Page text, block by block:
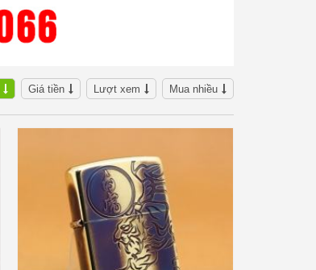
Giá tiền Lượt xem Mua nhiều